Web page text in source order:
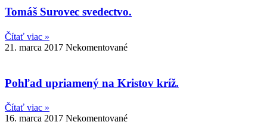
Tomáš Surovec svedectvo.
Čítať viac »
21. marca 2017 Nekomentované
Pohľad upriamený na Kristov kríž.
Čítať viac »
16. marca 2017 Nekomentované